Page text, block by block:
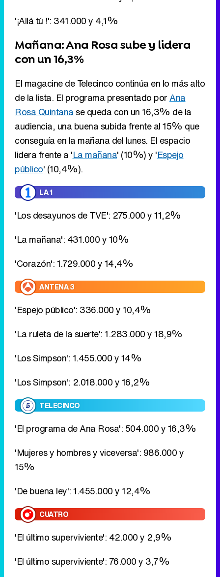
El magacine de Telecinco continúa en lo más alto
de la lista. El programa presentado por
Rosa Quintanase queda con un 16,3% de la
audiencia, una buena subida frente al 15% que
lidera frente a 'La mañana' (10%) y 'Espejo
público' (10,4%).
LA 1
'Los desayunos de TVE': 275.000 y 11,2%
'La mañana': 431.000 y 10%
'Corazón': 1.729.000 y 14,4%
ANTENA 3
'Espejo público': 336.000 y 10,4%
'La ruleta de la suerte': 1.283.000 y 18,9%
'Los Simpson': 1.455.000 y 14%
'Los Simpson': 2.018.000 y 16,2%
TELECINCO
'El programa de Ana Rosa': 504.000 y 16,3%
'Mujeres y hombres y viceversa': 986.000 y
15%
'De buena ley': 1.455.000 y 12,4%
'El último superviviente': 42.000 y 2,9%
'El último superviviente': 76.000 y 3,7%
'Alerta Cobra': 129.000 y 4,6%
'Alerta Cobra': 153.000 y 5%
'Alerta Cobra': 218.000 y 5,9%